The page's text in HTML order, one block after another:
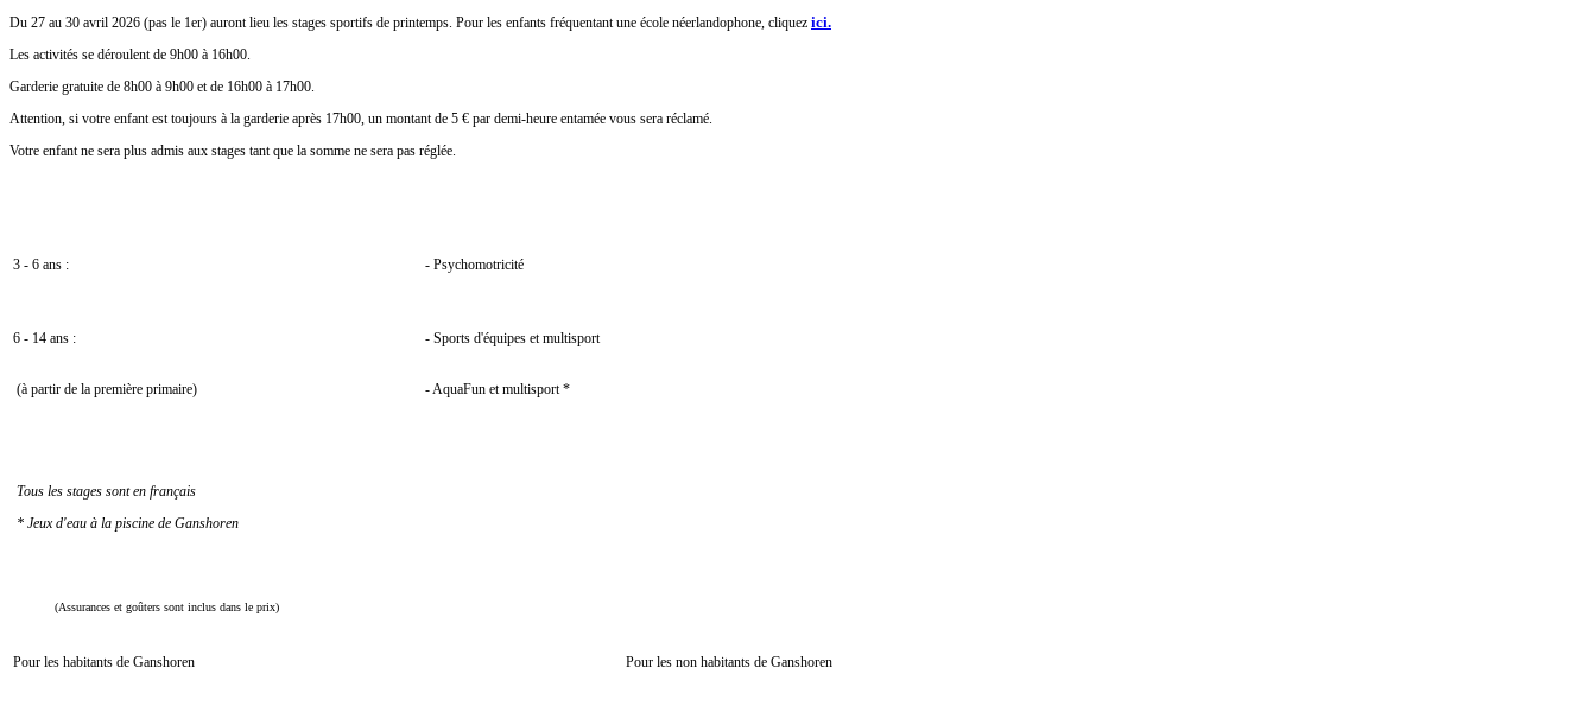
Du 27 au 30 avril 2026 (pas le 1er) auront lieu les stages sportifs de printemps. Pour les enfants fréquentant une école néerlandophone, cliquez ici.
Les activités se déroulent de 9h00 à 16h00.
Garderie gratuite de 8h00 à 9h00 et de 16h00 à 17h00.
Attention, si votre enfant est toujours à la garderie après 17h00, un montant de 5 € par demi-heure entamée vous sera réclamé.
Votre enfant ne sera plus admis aux stages tant que la somme ne sera pas réglée.
3 - 6 ans : - Psychomotricité
6 - 14 ans : - Sports d'équipes et multisport
(à partir de la première primaire) - AquaFun et multisport *
Tous les stages sont en français
* Jeux d'eau à la piscine de Ganshoren
(Assurances et goûters sont inclus dans le prix)
Pour les habitants de Ganshoren Pour les non habitants de Ganshoren